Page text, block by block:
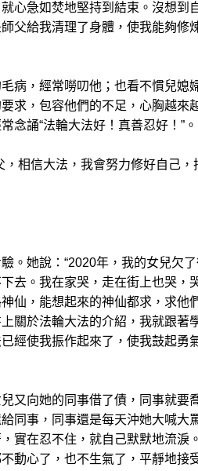
心急如焚地堅持到結束。沒想到
父給我清理了身體，使我能夠修
病，經常嘮叨他；也看不慣兒媳
求，包容他們的不足，心胸越來
念誦“法輪大法好！真善忍好！”。
相信大法，我會努力修好自己，
。她說：“2020年，我的女兒欠了
去。我在家哭，走在街上也哭，
仙，能想起來的神仙都求，求他
關於法輪大法的介紹，我就跟著
經使我振作起來了，使我鼓起勇
又向她的同事借了債，同事就要
同事，同事還是每天沖她大喊大
實在忍不住，就自己默默地流淚
動心了，也不生氣了，平靜地接